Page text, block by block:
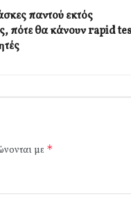
παντού εκτός
πότε θα κάνουν rapid
με *